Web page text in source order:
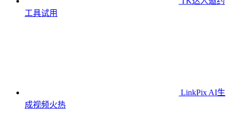
工具试用
LinkPix AI生
成视频火热